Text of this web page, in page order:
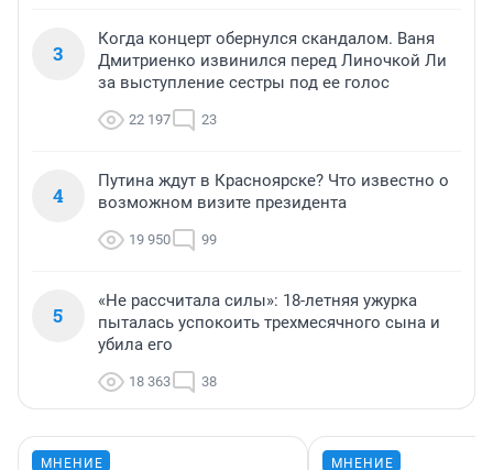
3
Когда концерт обернулся скандалом. Ваня
Дмитриенко извинился перед Линочкой Ли
за выступление сестры под ее голос
22 197 23
4
Путина ждут в Красноярске? Что известно о
возможном визите президента
19 950 99
5
«Не рассчитала силы»: 18-летняя ужурка
пыталась успокоить трехмесячного сына и
убила его
18 363 38
МНЕНИЕ МНЕНИЕ